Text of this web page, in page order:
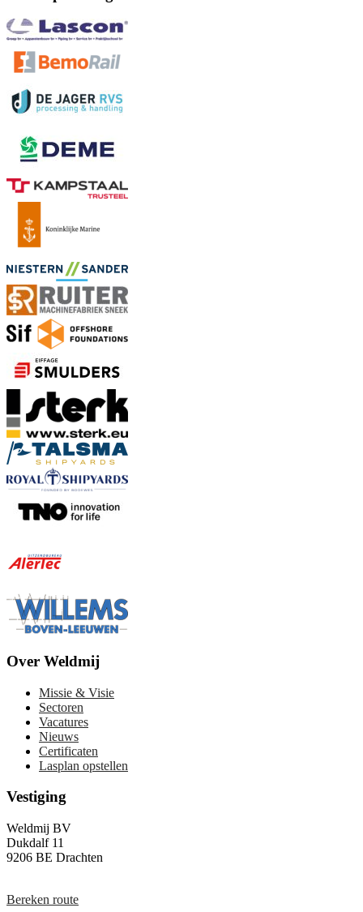
Over Weldmij
Missie & Visie
Sectoren
Vacatures
Nieuws
Certificaten
Lasplan opstellen
Vestiging
Weldmij BV
Dukdalf 11
9206 BE Drachten
Bereken route